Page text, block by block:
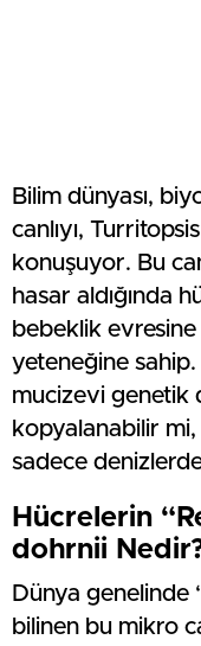
Bilim dünyası,
canlıyı,
konuşuyor. Bu
hasar aldığında
bebeklik
yeteneğine sahip.
mucizevi genetik
kopyalanabilir mi,
sadece
Hücrelerin
dohrnii
Dünya genelinde
bilinen bu mikro